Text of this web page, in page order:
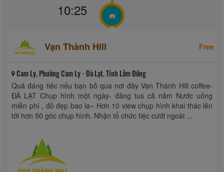
10:25
Vạn Thành Hill Free
Cam Ly, Phường Cam Ly - Đà Lạt, Tỉnh Lâm Đồng
Quá đáng tiếc nếu bạn bỏ qua nơi đây Vạn Thành Hill coffee-
ĐÀ LẠT Chụp hình một ngày- đăng tus cả năm Nước uống
miễn phí , đồ đẹp bao la~ Hơn 10 view chụp hình khai thác lên
tới hơn 50 góc chụp hình. Nhận tổ chức tiệc cưới ngoài ...